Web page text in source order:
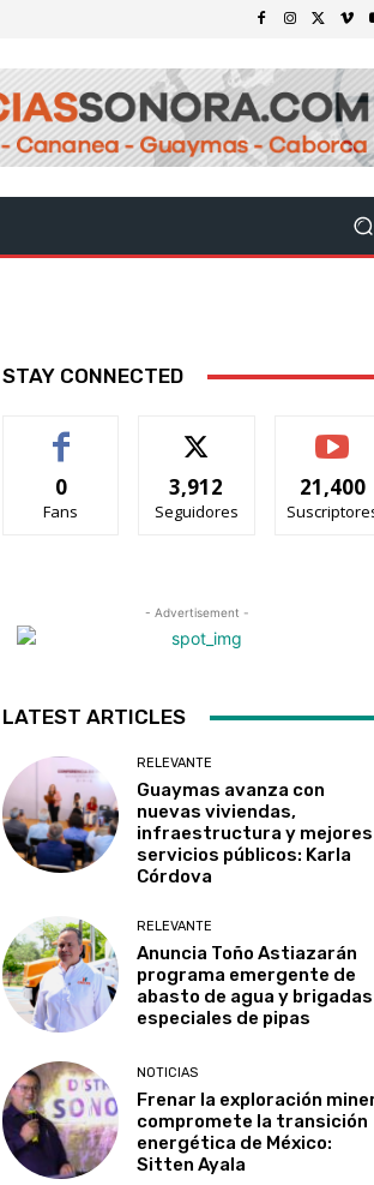
STAY CONNECTED
0
Fans
3,912
Seguidores
21,400
- Advertisement -
LATEST ARTICLES
RELEVANTE
Guaymas avanza con
nuevas viviendas,
infraestructura y mejores
servicios públicos: Karla
Córdova
RELEVANTE
Anuncia Toño Astiazarán
programa emergente de
abasto de agua y brigadas
especiales de pipas
NOTICIAS
Frenar la exploración
compromete la transición
energética de México:
Sitten Ayala